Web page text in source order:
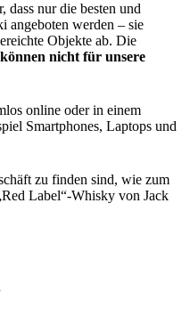
dass nur die besten und
angeboten werden – sie
Objekte ab. Die
können nicht für unsere
online oder in einem
Smartphones, Laptops und
zu finden sind, wie zum
Label“-Whisky von Jack